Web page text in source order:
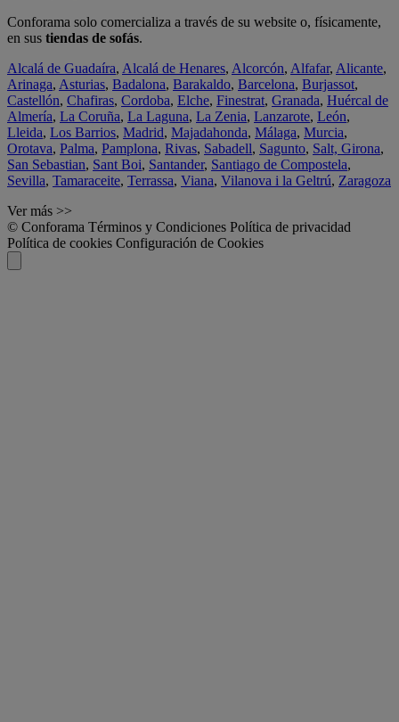
Conforama solo comercializa a través de su website o, físicamente,
en sus tiendas de sofás.
Alcalá de Guadaíra, Alcalá de Henares, Alcorcón, Alfafar, Alicante,
Arinaga, Asturias, Badalona, Barakaldo, Barcelona, Burjassot,
Castellón, Chafiras, Cordoba, Elche, Finestrat, Granada, Huércal de
Almería, La Coruña, La Laguna, La Zenia, Lanzarote, León,
Lleida, Los Barrios, Madrid, Majadahonda, Málaga, Murcia,
Orotava, Palma, Pamplona, Rivas, Sabadell, Sagunto, Salt, Girona,
San Sebastian, Sant Boi, Santander, Santiago de Compostela,
Sevilla, Tamaraceite, Terrassa, Viana, Vilanova i la Geltrú, Zaragoza
Ver más >>
© Conforama Términos y Condiciones Política de privacidad
Política de cookies Configuración de Cookies